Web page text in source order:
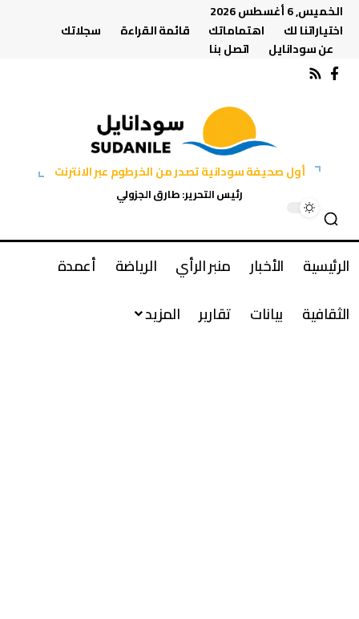
الخميس, 6 أغسطس 2026
اختياراتنا لك
اهتماماتك قائمة القراءة
سجلاتك
عن سودانايل
اتصل بنا
أول صحيفة سودانية تصدر من الخرطوم عبر الانترنت
رئيس التحرير: طارق الجزولي
الرئيسية الأخبار منبر الرأي الرياضة
أعمدة
الثقافية
بيانات تقارير المزيد